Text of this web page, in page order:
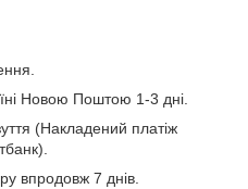
Новою Поштою 1-3 дні.
(Накладений платіж
впродовж 7 днів.